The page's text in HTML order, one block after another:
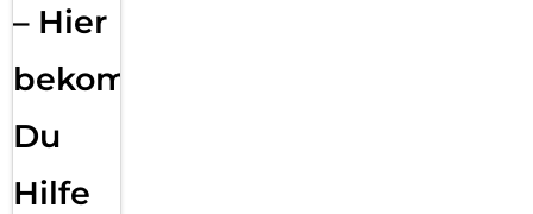
– Hier
bekommst
Du
Hilfe